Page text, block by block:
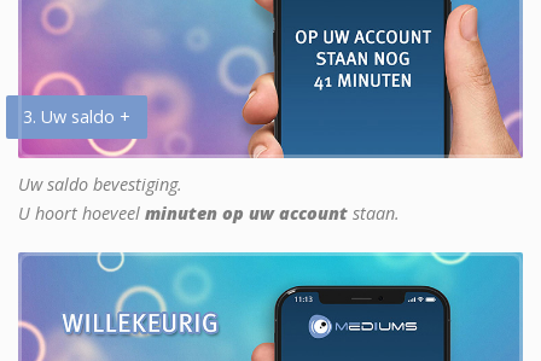
3. Uw saldo +
Uw saldo bevestiging.
U hoort hoeveel minuten op uw account staan.